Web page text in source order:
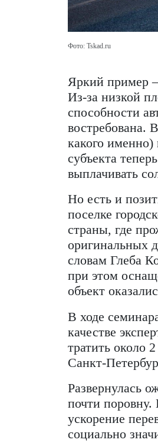
Яркий
Из-за
какого
субъекта